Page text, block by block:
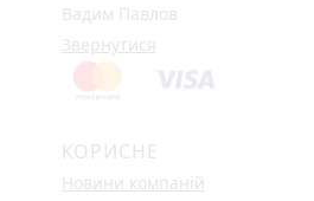
Вадим Павлов
Звернутися
КОРИСНЕ
Новини компаній